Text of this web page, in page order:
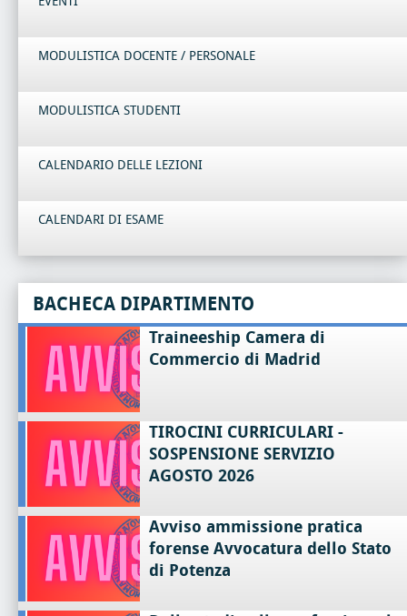
MODULISTICA DOCENTE / PERSONALE
MODULISTICA STUDENTI
CALENDARIO DELLE LEZIONI
CALENDARI DI ESAME
BACHECA DIPARTIMENTO
Traineeship Camera di
Commercio di Madrid
TIROCINI CURRICULARI -
SOSPENSIONE SERVIZIO
AGOSTO 2026
Avviso ammissione pratica
forense Avvocatura dello Stato
di Potenza